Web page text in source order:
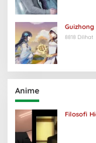
8818 Dilihat
Anime
Filosofi